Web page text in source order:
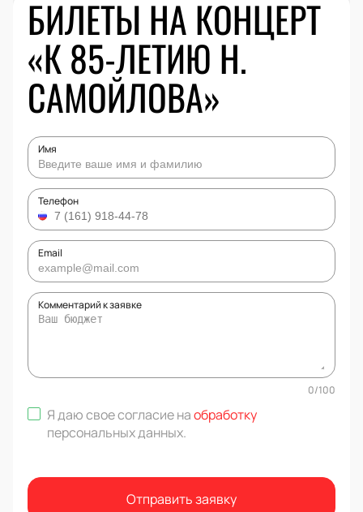
БИЛЕТЫ НА КОНЦЕРТ
«К 85-ЛЕТИЮ Н.
САМОЙЛОВА»
Имя
Телефон
Email
Комментарий к заявке
0/100
Я даю свое согласие наобработку
персональных данных.
Отправить заявку